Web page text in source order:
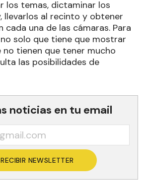
los temas, dictaminar los
llevarlos al recinto y obtener
cada una de las cámaras. Para
solo que tiene que mostrar
no tienen que tener mucho
las posibilidades de
noticias en tu email
RECIBIR NEWSLETTER